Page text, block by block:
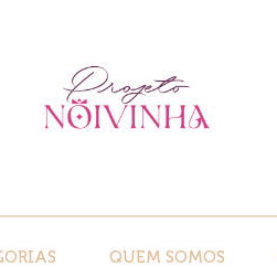
QUEM SOMOS